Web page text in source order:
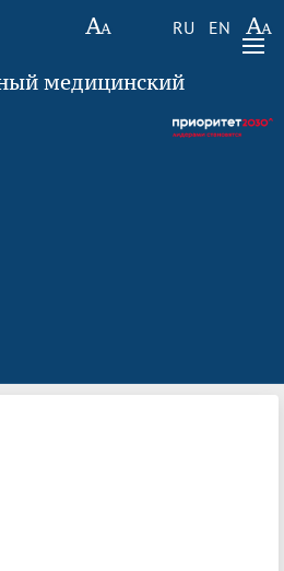
RU EN
медицинский